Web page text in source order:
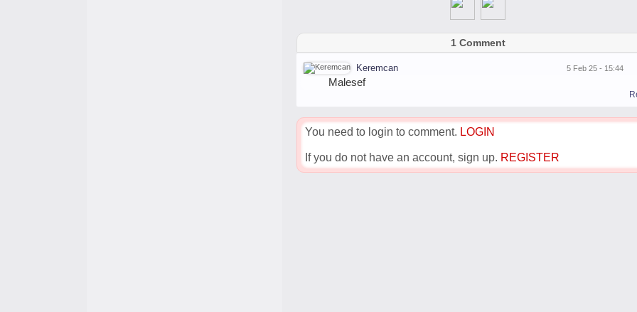
1 Comment
Keremcan 5 Feb 25 - 15:44
Malesef
You need to login to comment. LOGIN
If you do not have an account, sign up. REGISTER